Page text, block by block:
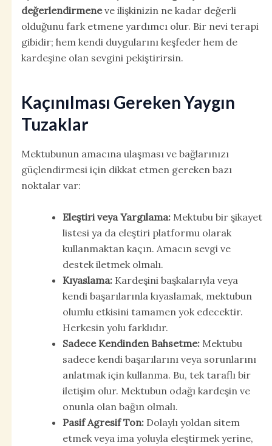
değerlendirmeneve ilişkinizin ne kadar değerli
olduğunu fark etmene yardımcı olur. Bir nevi terapi
gibidir; hem kendi duygularını keşfeder hem de
kardeşine olan sevgini pekiştirirsin.
Kaçınılması Gereken Yaygın
Tuzaklar
Mektubunun amacına ulaşması ve bağlarınızı
güçlendirmesi için dikkat etmen gereken bazı
noktalar var:
Eleştiri veya Yargılama:Mektubu bir şikayet
listesi ya da eleştiri platformu olarak
kullanmaktan kaçın. Amacın sevgi ve
destek iletmek olmalı.
Kıyaslama:Kardeşini başkalarıyla veya
kendi başarılarınla kıyaslamak, mektubun
olumlu etkisini tamamen yok edecektir.
Herkesin yolu farklıdır.
Sadece Kendinden Bahsetme:Mektubu
sadece kendi başarılarını veya sorunlarını
anlatmak için kullanma. Bu, tek taraflı bir
iletişim olur. Mektubun odağı kardeşin ve
onunla olan bağın olmalı.
Pasif Agresif Ton:Dolaylı yoldan sitem
etmek veya ima yoluyla eleştirmek yerine,